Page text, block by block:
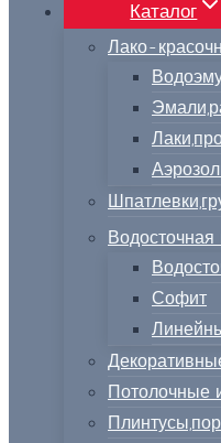
Каталог
Лако-
Софит
Потолочные